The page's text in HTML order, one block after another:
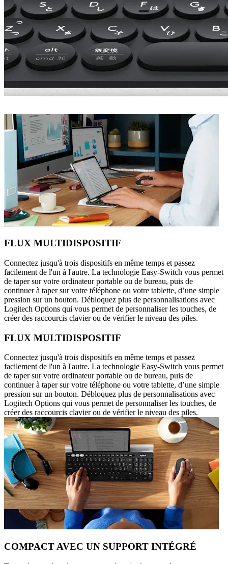
FLUX MULTIDISPOSITIF
Connectez jusqu'à trois dispositifs en même temps et passez
facilement de l'un à l'autre. La technologie Easy-Switch vous permet
de taper sur votre ordinateur portable ou de bureau, puis de
continuer à taper sur votre téléphone ou votre tablette, d’une simple
pression sur un bouton. Débloquez plus de personnalisations avec
Logitech Options qui vous permet de personnaliser les touches, de
créer des raccourcis clavier ou de vérifier le niveau des piles.
FLUX MULTIDISPOSITIF
Connectez jusqu'à trois dispositifs en même temps et passez
facilement de l'un à l'autre. La technologie Easy-Switch vous permet
de taper sur votre ordinateur portable ou de bureau, puis de
continuer à taper sur votre téléphone ou votre tablette, d’une simple
pression sur un bouton. Débloquez plus de personnalisations avec
Logitech Options qui vous permet de personnaliser les touches, de
créer des raccourcis clavier ou de vérifier le niveau des piles.
COMPACT AVEC UN SUPPORT INTÉGRÉ